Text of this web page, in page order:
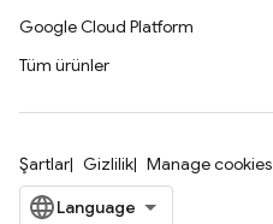
Google Cloud Platform
Tüm ürünler
Şartlar Gizlilik Manage cookies